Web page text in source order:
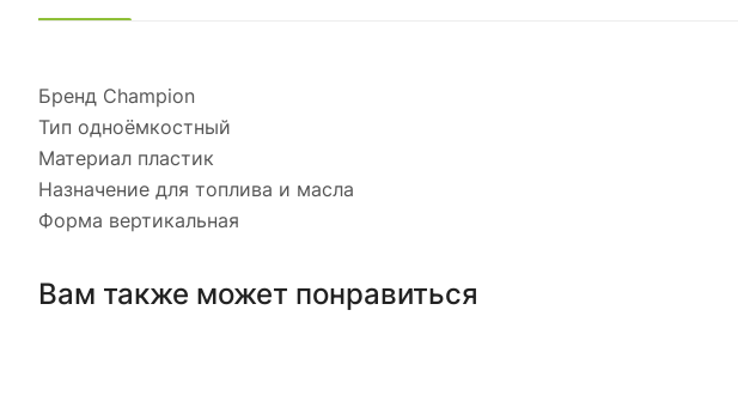
Бренд Champion
Тип одноёмкостный
Материал пластик
Назначение для топлива и масла
Форма вертикальная
Вам также может понравиться